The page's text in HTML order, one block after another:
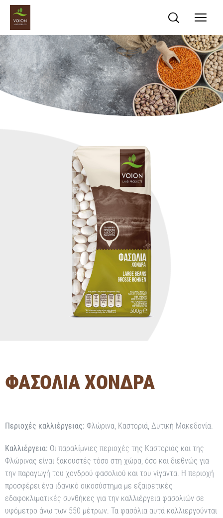
ΦΑΣΟΛΙΑ ΧΟΝΔΡΑ
Περιοχές καλλιέργειας: Φλώρινα, Καστοριά, Δυτική Μακεδονία.
Καλλιέργεια: Οι παραλίμνιες περιοχές της Καστοριάς και της
Φλώρινας είναι ξακουστές τόσο στη χώρα, όσο και διεθνώς για
την παραγωγή του χονδρού φασολιού και του γίγαντα. Η περιοχή
προσφέρει ένα ιδανικό οικοσύστημα με εξαιρετικές
εδαφοκλιματικές συνθήκες για την καλλιέργεια φασολιών σε
υψόμετρο άνω των 550 μέτρων. Τα φασόλια αυτά καλλιεργούνται